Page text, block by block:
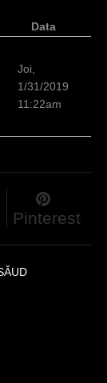
Data
Joi,
1/31/2019
11:22am
Pinterest